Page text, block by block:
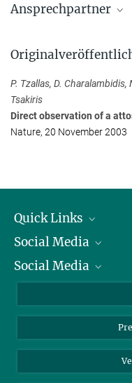
Ansprechpartner
Max-Planck-Institut für
Klaus.Witte@...
P. Tzallas, D.
Tsakiris
Direct observation of a
Nature, 20 November 2003
Quick Links
Präsident
Zahlen und Fakten
Meldestelle
Social Media
Bluesky
TikTok
Social Media
Instagram
YouTube